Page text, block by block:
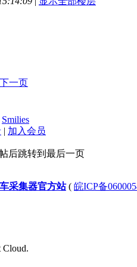
下一页
Smilies
| 加入会员
后跳转到最后一页
采集器官方站( 皖ICP备
Cloud.